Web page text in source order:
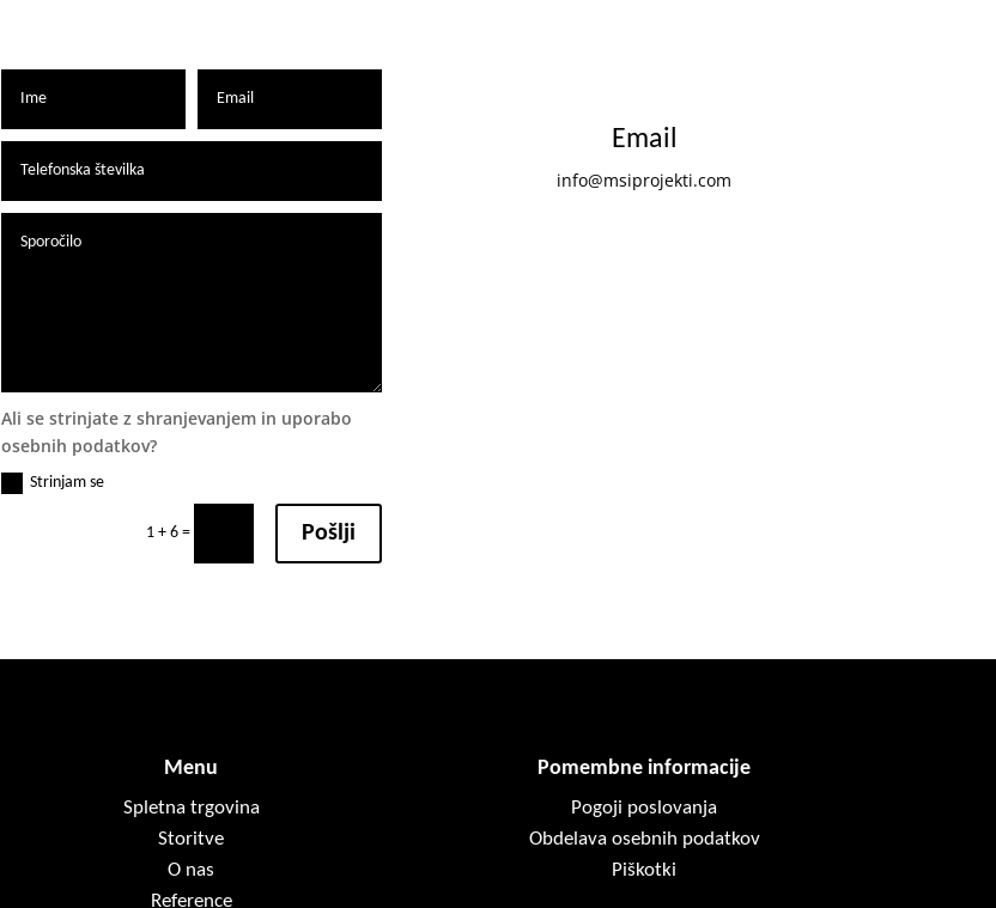
Ali se strinjate z shranjevanjem in uporabo
osebnih podatkov?
Strinjam se
1 + 6 = Pošlji
Email
info@msiprojekti.com
Menu
Spletna trgovina
Storitve
O nas
Reference
Pomembne informacije
Pogoji poslovanja
Obdelava osebnih podatkov
Piškotki